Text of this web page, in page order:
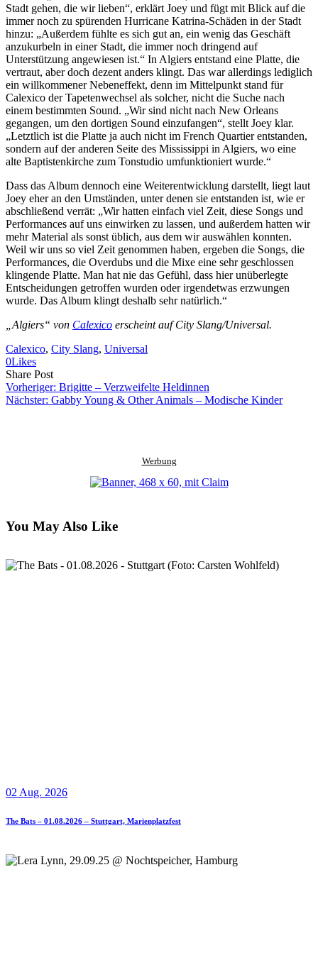
Stadt gehen, die wir lieben“, erklärt Joey und fügt mit Blick auf die
immer noch zu spürenden Hurricane Katrina-Schäden in der Stadt
hinzu: „Außerdem fühlte es sich gut an, ein wenig das Geschäft
anzukurbeln in einer Stadt, die immer noch dringend auf
Unterstützung angewiesen ist.“ In Algiers entstand eine Platte, die
vertraut, aber doch dezent anders klingt. Das war allerdings lediglich
ein willkommener Nebeneffekt, denn im Mittelpunkt stand für
Calexico der Tapetenwechsel als solcher, nicht die Suche nach
einem bestimmten Sound. „Wir sind nicht nach New Orleans
gegangen, um den dortigen Sound einzufangen“, stellt Joey klar.
„Letztlich ist die Platte ja auch nicht im French Quartier entstanden,
sondern auf der anderen Seite des Mississippi in Algiers, wo eine
alte Baptistenkirche zum Tonstudio umfunktioniert wurde.“
Dass das Album dennoch eine Weiterentwicklung darstellt, liegt laut
Joey eher an den Umständen, unter denen sie entstanden ist, wie er
abschließend verrät: „Wir hatten einfach viel Zeit, diese Songs und
Performances auf uns einwirken zu lassen, und außerdem hatten wir
mehr Material als sonst üblich, aus dem wir auswählen konnten.
Weil wir uns so viel Zeit genommen haben, ergeben die Songs, die
Performances, die Overdubs und die Mixe eine sehr geschlossen
klingende Platte. Man hat nie das Gefühl, dass hier unüberlegte
Entscheidungen getroffen wurden oder irgendetwas erzwungen
wurde. Das Album klingt deshalb sehr natürlich.“
„Algiers“ von Calexico erscheint auf City Slang/Universal.
Calexico, City Slang, Universal
0Likes
Share PostShare
on
Facebook
Copy
URL
to
Send
Link
via
Vorheriger: Brigitte – Verzweifelte Heldinnen
Nächster: Gabby Young & Other Animals – Modische Kinder
Werbung
You May Also Like
02 Aug. 2026
The Bats – 01.08.2026 – Stuttgart, Marienplatzfest